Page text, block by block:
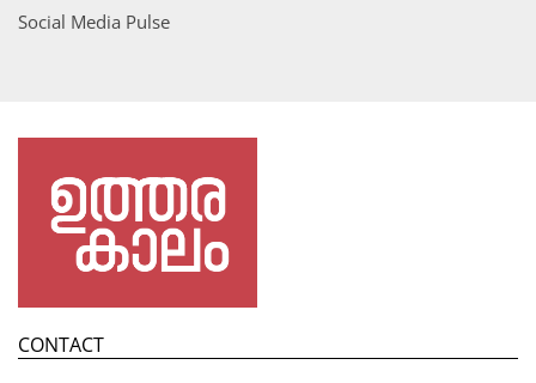
Social Media Pulse
CONTACT